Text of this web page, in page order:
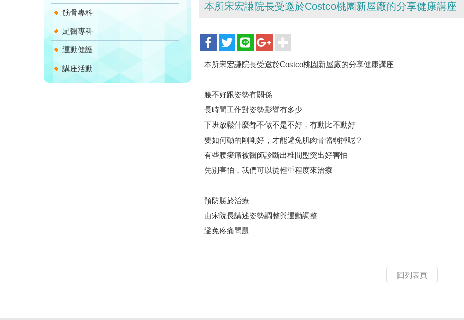
筋骨專科
足醫專科
運動健護
講座活動
本所宋宏謙院長受邀於Costco桃園新屋廠的分享健康講座
本所宋宏謙院長受邀於Costco桃園新屋廠的分享健康講座
腰不好跟姿勢有關係
長時間工作對姿勢影響有多少
下班放鬆什麼都不做不是不好，有動比不動好
要如何動的剛剛好，才能避免肌肉骨骼弱掉呢？
有些腰痠痛被醫師診斷出椎間盤突出好害怕
先別害怕，我們可以從輕重程度來治療
預防勝於治療
由宋院長講述姿勢調整與運動調整
避免疼痛問題
回列表頁